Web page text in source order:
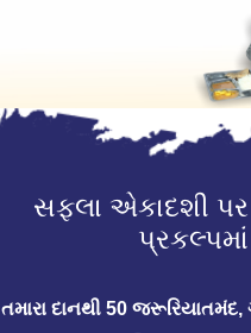
સફલા એકાદશી પર
તમારા દાનથી 50